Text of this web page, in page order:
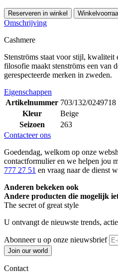
Reserveren in winkel
Omschrijving
Cashmere
Stenströms staat voor stijl,
filosofie maakt stenströms een van
gerespecteerde merken in zweden.
Eigenschappen
Artikelnummer 703/132/0249718
Kleur
Beige
Seizoen
263
Contacteer ons
Goedendag, welkom op onze
contactformulier en we helpen jou
777 27 51 en vraag naar de dienst
Anderen bekeken ook
Andere producten die mogelijk
The secret of great style
U ontvangt de nieuwste trends,
Abonneer u op onze nieuwsbrief
Join our world
Contact